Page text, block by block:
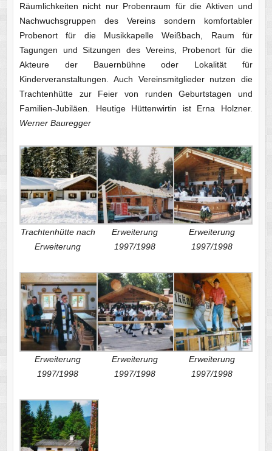
Räumlichkeiten nicht nur Probenraum für die Aktiven und
Nachwuchsgruppen des Vereins sondern komfortabler
Probenort für die Musikkapelle Weißbach, Raum für
Tagungen und Sitzungen des Vereins, Probenort für die
Akteure der Bauernbühne oder Lokalität für
Kinderveranstaltungen. Auch Vereinsmitglieder nutzen die
Trachtenhütte zur Feier von runden Geburtstagen und
Familien-Jubiläen. Heutige Hüttenwirtin ist Erna Holzner.
Werner Bauregger
Trachtenhütte nach
Erweiterung
Erweiterung
1997/1998
Erweiterung
1997/1998
Erweiterung
1997/1998
Erweiterung
1997/1998
Erweiterung
1997/1998